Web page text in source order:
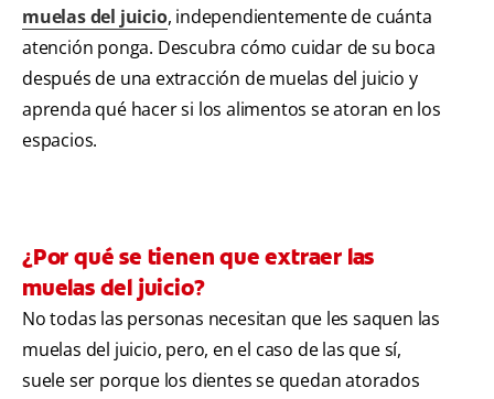
muelas del juicio, independientemente de cuánta
atención ponga. Descubra cómo cuidar de su boca
después de una extracción de muelas del juicio y
aprenda qué hacer si los alimentos se atoran en los
espacios.
¿Por qué se tienen que extraer las
muelas del juicio?
No todas las personas necesitan que les saquen las
muelas del juicio, pero, en el caso de las que sí,
suele ser porque los dientes se quedan atorados